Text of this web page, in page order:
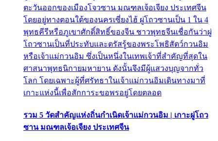
ตะวันออกของเมืองโจวซาน มณฑลเจ้อเจียง ประเทศจีน
โดยอยู่ทางตอนใต้ของนครเซี่ยงไฮ้ ผู่โถวซานเป็น 1 ใน 4
พุทธคีรีหรือภูเขาศักดิ์สิทธิ์ของจีน ชาวพุทธจีนเชื่อกันว่าผู่
โถวซานเป็นที่ประทับและตรัสรู้ของพระโพธิสัตว์กวนอิม
หรือเจ้าแม่กวนอิม ซึ่งเป็นหนึ่งในเทพเจ้าที่สำคัญที่สุดใน
ศาสนาพุทธนิกายมหายาน ดังนั้นจึงมีผู้แสวงบุญจากทั่ว
โลก โดยเฉพาะผู้ที่ศรัทธาในเจ้าแม่กวนอิมเดินทางมาที่
เกาะแห่งนี้เพื่อสักการะขอพรอยู่โดยตลอด
รวม 5 วัดสำคัญแห่งถิ่นกำเนิดเจ้าแม่กวนอิม | เกาะผู่โถว
ซาน มณฑลเจ้อเจียง ประเทศจีน